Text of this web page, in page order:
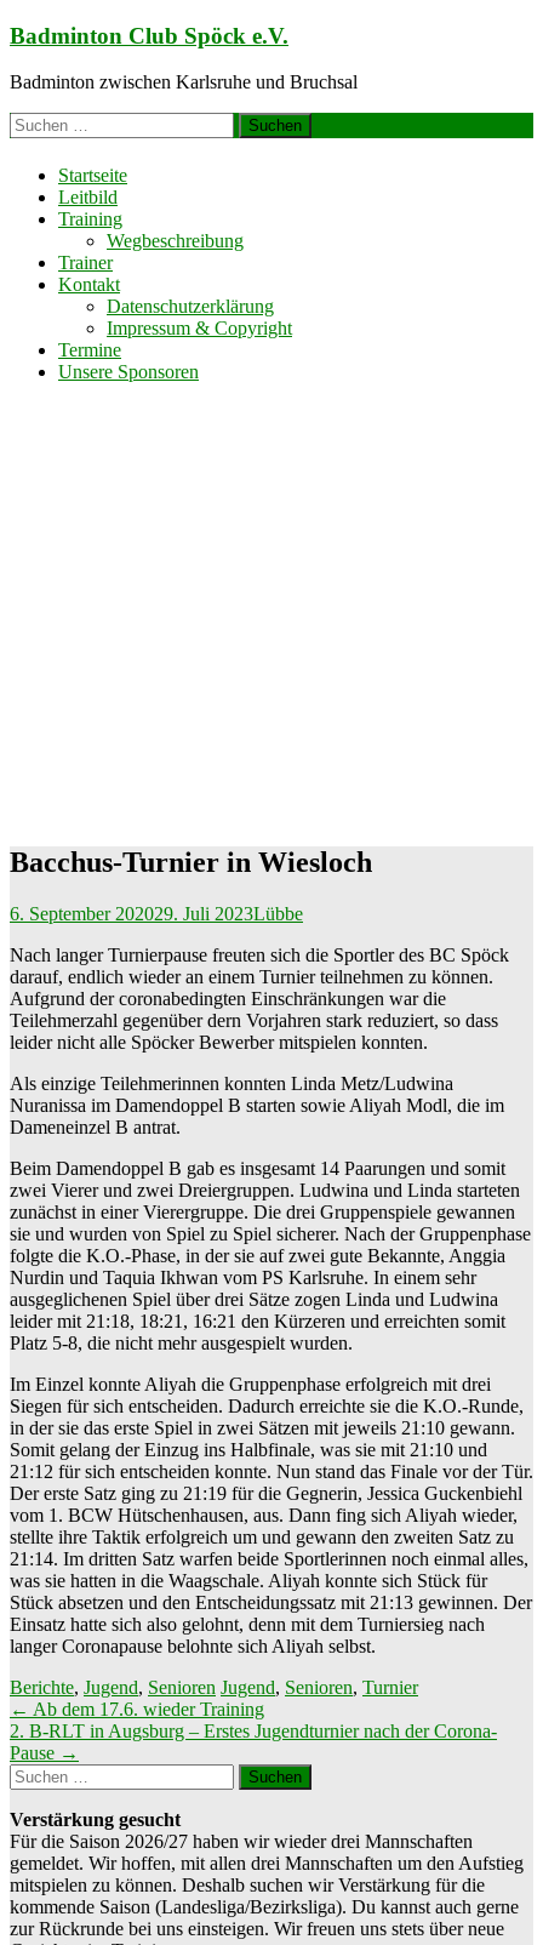
Zum
springen
Badminton Club Spöck e.V.
Badminton zwischen Karlsruhe und Bruchsal
Suchen
nach:
Startseite
Leitbild
Training
Wegbeschreibung
Trainer
Kontakt
Datenschutzerklärung
Impressum & Copyright
Termine
Unsere Sponsoren
Bacchus-Turnier in Wiesloch
6. September 202029. Juli 2023Lübbe
Nach langer Turnierpause freuten sich die Sportler des BC Spöck
darauf, endlich wieder an einem Turnier teilnehmen zu können.
Aufgrund der coronabedingten Einschränkungen war die
Teilehmerzahl gegenüber dern Vorjahren stark reduziert, so dass
leider nicht alle Spöcker Bewerber mitspielen konnten.
Als einzige Teilehmerinnen konnten Linda Metz/Ludwina
Nuranissa im Damendoppel B starten sowie Aliyah Modl, die im
Dameneinzel B antrat.
Beim Damendoppel B gab es insgesamt 14 Paarungen und somit
zwei Vierer und zwei Dreiergruppen. Ludwina und Linda starteten
zunächst in einer Vierergruppe. Die drei Gruppenspiele gewannen
sie und wurden von Spiel zu Spiel sicherer. Nach der Gruppenphase
folgte die K.O.-Phase, in der sie auf zwei gute Bekannte, Anggia
Nurdin und Taquia Ikhwan vom PS Karlsruhe. In einem sehr
ausgeglichenen Spiel über drei Sätze zogen Linda und Ludwina
leider mit 21:18, 18:21, 16:21 den Kürzeren und erreichten somit
Platz 5-8, die nicht mehr ausgespielt wurden.
Im Einzel konnte Aliyah die Gruppenphase erfolgreich mit drei
Siegen für sich entscheiden. Dadurch erreichte sie die K.O.-Runde,
in der sie das erste Spiel in zwei Sätzen mit jeweils 21:10 gewann.
Somit gelang der Einzug ins Halbfinale, was sie mit 21:10 und
21:12 für sich entscheiden konnte. Nun stand das Finale vor der Tür.
Der erste Satz ging zu 21:19 für die Gegnerin, Jessica Guckenbiehl
vom 1. BCW Hütschenhausen, aus. Dann fing sich Aliyah wieder,
stellte ihre Taktik erfolgreich um und gewann den zweiten Satz zu
21:14. Im dritten Satz warfen beide Sportlerinnen noch einmal alles,
was sie hatten in die Waagschale. Aliyah konnte sich Stück für
Stück absetzen und den Entscheidungssatz mit 21:13 gewinnen. Der
Einsatz hatte sich also gelohnt, denn mit dem Turniersieg nach
langer Coronapause belohnte sich Aliyah selbst.
Berichte, Jugend, Senioren Jugend, Senioren, Turnier
Beitragsnavigation
← Ab dem 17.6. wieder Training
2. B-RLT in Augsburg – Erstes Jugendturnier nach der Corona-
Pause →
Suchen
nach:
Verstärkung gesucht
Für die Saison 2026/27 haben wir wieder drei Mannschaften
gemeldet. Wir hoffen, mit allen drei Mannschaften um den Aufstieg
mitspielen zu können. Deshalb suchen wir Verstärkung für die
kommende Saison (Landesliga/Bezirksliga). Du kannst auch gerne
zur Rückrunde bei uns einsteigen. Wir freuen uns stets über neue